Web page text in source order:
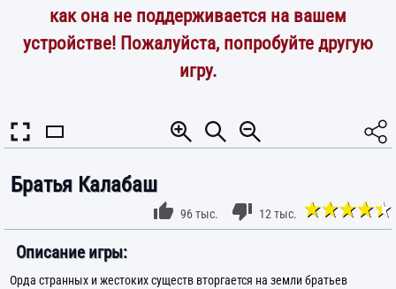
как она не поддерживается на вашем
устройстве! Пожалуйста, попробуйте другую
игру.
Братья Калабаш
96 тыс. 12 тыс.
Описание игры:
Орда странных и жестоких существ вторгается на земли братьев